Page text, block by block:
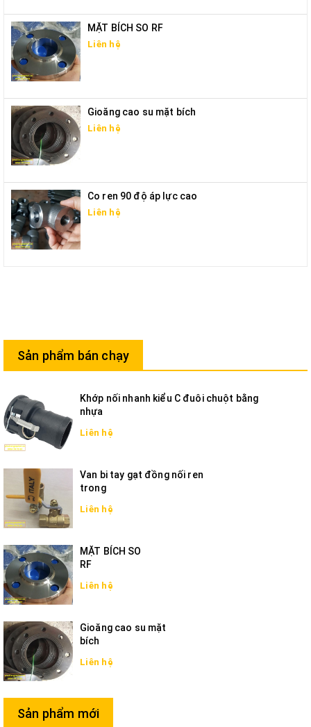
MẶT BÍCH SO RF
Liên hệ
Gioăng cao su mặt bích
Liên hệ
Co ren 90 độ áp lực cao
Liên hệ
Sản phẩm bán chạy
Khớp nối nhanh kiểu C đuôi chuột bằng
nhựa
Liên hệ
Van bi tay gạt đồng nối ren
trong
Liên hệ
MẶT BÍCH SO
RF
Liên hệ
Gioăng cao su mặt
bích
Liên hệ
Sản phẩm mới